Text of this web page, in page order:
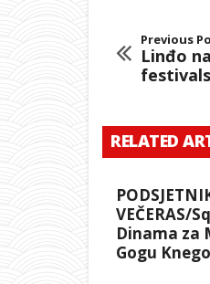
Previous
Linđo
RELATED
VEČERAS/
Dinama za
Gogu Knego